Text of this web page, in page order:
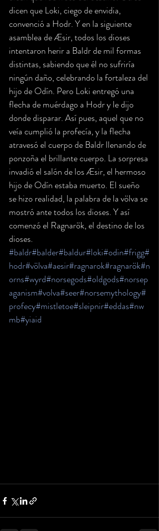
dicen que Loki, ciego de envidia,
convenció a Hodr. Y en la siguiente
asamblea de Æsir, todos los dioses
intentaron herir a Baldr de mil formas
distintas, sabiendo que él no sufriría
ningún daño, celebrando la fortaleza del
hijo de Odín. Pero Loki entregó una
flecha de muérdago a Hodr y le dijo
donde disparar. Así pues, aquel que no
veía cumplió la profecía, y la flecha
atravesó el cuerpo de Baldr llenando de
ponzoña el brillante cuerpo. La sorpresa
invadió el salón de los Æsir, el hermoso
hijo de Odín estaba muerto. El sueño
se hizo realidad, la palabra de la völva se
mostró ante todos los dioses. Y así
comenzó el Ragnarök, el destino de los
dioses.
#baldr#balder#baldur#loki#odin#frigg#
hodr#völva#aesir#ragnarok#ragnarök#n
orns#wyrd#norsegods#oldgods#norsep
aganism#volva#seer#norsemythology#
profecy#mistletoe#sleipnir#eddas#nw
mb#yiaid